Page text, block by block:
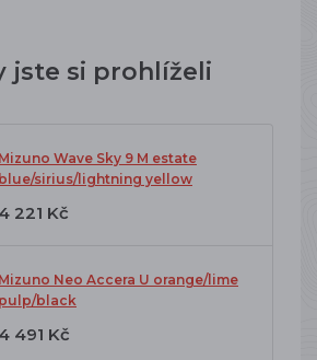
jste si prohlíželi
Mizuno Wave Sky 9 M estate
blue/sirius/lightning yellow
4 221 Kč
Mizuno Neo Accera U orange/lime
pulp/black
4 491 Kč